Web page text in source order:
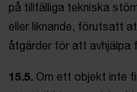
på tillfälliga tekniska
eller liknande, förutsatt
åtgärder för att avhjälpa
15.5. Om ett objekt inte